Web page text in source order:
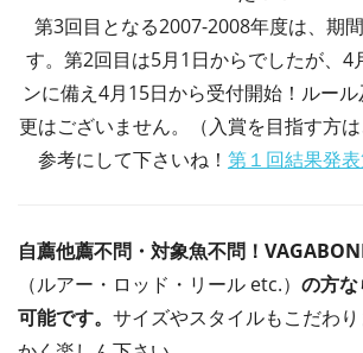
第3回目となる2007-2008年度は、期
す。第2回目は5月1日からでしたが、4
ンに備え4月15日から受付開始！ルー
更はございません。（入賞を目指す方
参考にして下さいね！ 第１回結果発表
自薦他薦不問・対象魚不問！
（ルアー・ロッド・リール etc.） の方
可能です。 サイズやスタイルもこだわ